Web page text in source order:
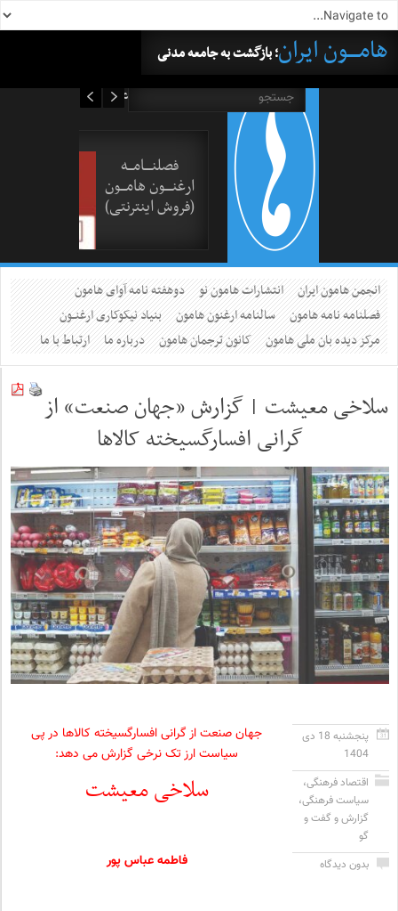
هامــــون ایران؛ بازگشت به جامعه مدنی
فصلنــــامـــه
ارغنــــون هامـــون
(فروش اینترنتی)
انجمن هامون ایران انتشارات هامون نو
دوهفته نامه آوای هامون
فصلنامه نامه هامون
سالنامه ارغنون هامون
بنیاد نیکوکاری ارغنــون
مرکز دیده بان ملی هامون
کانون ترجمان هامون درباره ما ارتباط با ما
سلاخی معیشت | گزارش «جهان صنعت» از
گرانی افسارگسیخته کالاها
پنجشنبه 18 دی
1404
اقتصاد فرهنگی،
سیاست فرهنگی،
گزارش و گفت و
گو
بدون دیدگاه
جهان صنعت از گرانی افسارگسیخته کالاها در پی
سیاست ارز تک نرخی گزارش می دهد:
سلاخی معیشت
فاطمه عباس پور